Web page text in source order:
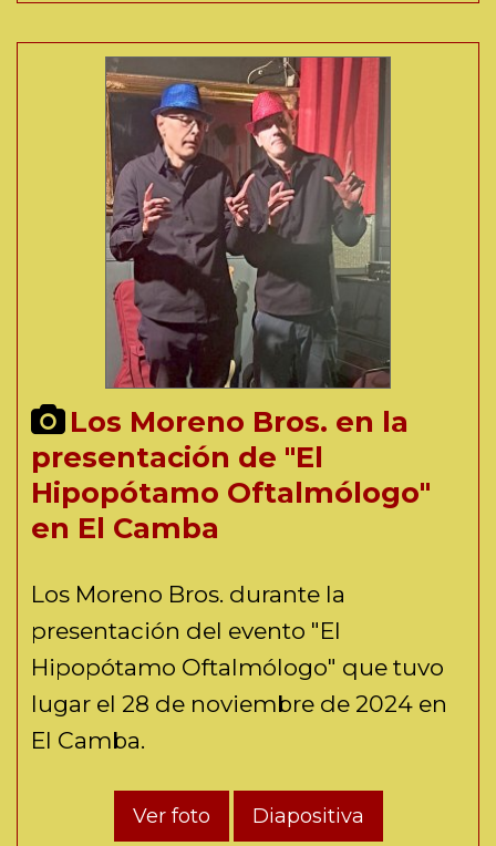
Los Moreno Bros. en la
presentación de "El
Hipopótamo Oftalmólogo"
en El Camba
Los Moreno Bros. durante la
presentación del evento "El
Hipopótamo Oftalmólogo" que tuvo
lugar el 28 de noviembre de 2024 en
El Camba.
Ver foto Diapositiva